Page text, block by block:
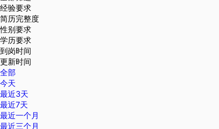
经验要求
简历完整度
性别要求
学历要求
到岗时间
更新时间
全部
今天
最近3天
最近7天
最近一个月
最近三个月